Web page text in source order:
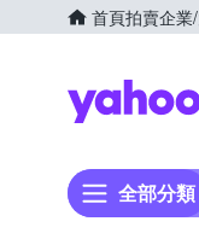
首頁拍賣企業
全部分類